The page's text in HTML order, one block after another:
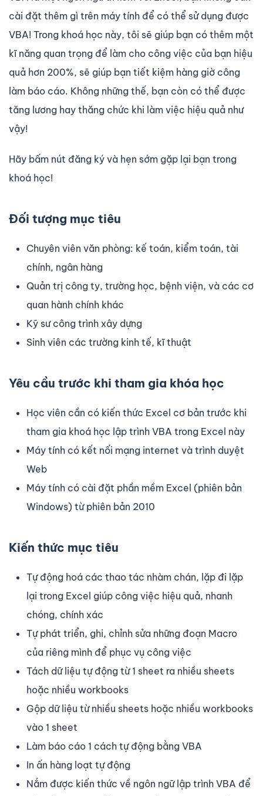
cài đặt thêm gì trên máy tính để có thể sử dụng được
VBA! Trong khoá học này, tôi sẽ giúp bạn có thêm một
kĩ năng quan trọng để làm cho công việc của bạn hiệu
quả hơn 200%, sẽ giúp bạn tiết kiệm hàng giờ công
làm báo cáo. Không những thế, bạn còn có thể được
tăng lương hay thăng chức khi làm việc hiệu quả như
vậy!
Hãy bấm nút đăng ký và hẹn sớm gặp lại bạn trong
khoá học!
Đối tượng mục tiêu
Chuyên viên văn phòng: kế toán, kiểm toán, tài
chính, ngân hàng
Quản trị công ty, trường học, bệnh viện, và các cơ
quan hành chính khác
Kỹ sư công trình xây dựng
Sinh viên các trường kinh tế, kĩ thuật
Yêu cầu trước khi tham gia khóa học
Học viên cần có kiến thức Excel cơ bản trước khi
tham gia khoá học lập trình VBA trong Excel này
Máy tính có kết nối mạng internet và trình duyệt
Web
Máy tính có cài đặt phần mềm Excel (phiên bản
Windows) từ phiên bản 2010
Kiến thức mục tiêu
Tự động hoá các thao tác nhàm chán, lặp đi lặp
lại trong Excel giúp công việc hiệu quả, nhanh
chóng, chính xác
Tự phát triển, ghi, chỉnh sửa những đoạn Macro
của riêng mình để phục vụ công việc
Tách dữ liệu tự động từ 1 sheet ra nhiều sheets
hoặc nhiều workbooks
Gộp dữ liệu từ nhiều sheets hoặc nhiều workbooks
vào 1 sheet
Làm báo cáo 1 cách tự động bằng VBA
In ấn hàng loạt tự động
Nắm được kiến thức về ngôn ngữ lập trình VBA để